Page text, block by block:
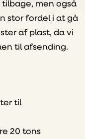
men også
stor fordel i at gå
af plast, da vi
til afsending.
til
20 tons